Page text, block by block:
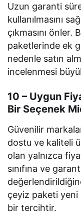
Uzun garanti
kullanılmasını
çıkmasını
paketlerinde ek
nedenle satın
incelenmesi
10 – Uygun
Bir Seçenek
Güvenilir
dostu ve kaliteli
olan yalnızca
sınıfına ve
çeyiz paketi yeni
bir tercihtir.